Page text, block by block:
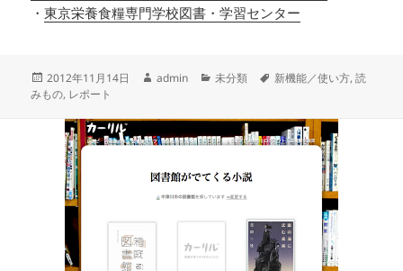
・東京栄養食糧専門学校図書・学習センター
投
稿
2012年11月14日
作
admin
カ
リ
ー
未分類
タ
新機能／使い方,読
みもの, レポート